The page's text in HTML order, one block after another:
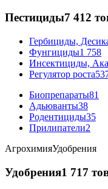
Пестициды7 412
Гербициды,
Фунгициды1 758
Инсектициды,
Регулятор роста
Биопрепараты81
Адьюванты38
Родентициды35
Прилипатели2
АгрохимияУдобрения
Удобрения1 717